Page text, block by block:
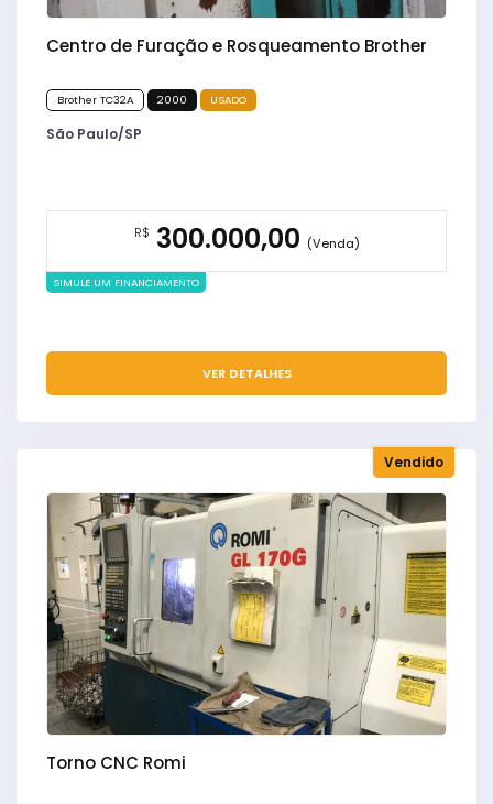
Centro de Furação e Rosqueamento Brother
Brother TC32A 2000 USADO
São Paulo/SP
R$ 300.000,00 (Venda)
SIMULE UM FINANCIAMENTO
VER DETALHES
Vendido
Torno CNC Romi